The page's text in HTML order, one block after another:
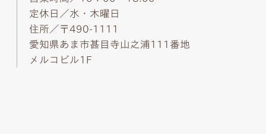
定休日／水・木曜日
住所／〒490-1111
愛知県あま市甚目寺山之浦111番地
メルコビル1F